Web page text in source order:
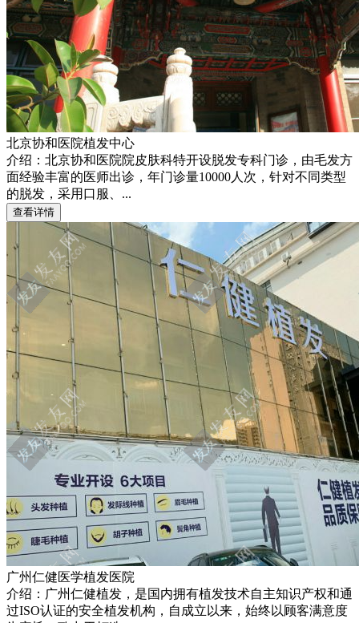
北京协和医院植发中心
介绍：北京协和医院院皮肤科特开设脱发专科门诊，由毛发方
面经验丰富的医师出诊，年门诊量10000人次，针对不同类型
的脱发，采用口服、...
广州仁健医学植发医院
介绍：广州仁健植发，是国内拥有植发技术自主知识产权和通
过ISO认证的安全植发机构，自成立以来，始终以顾客满意度